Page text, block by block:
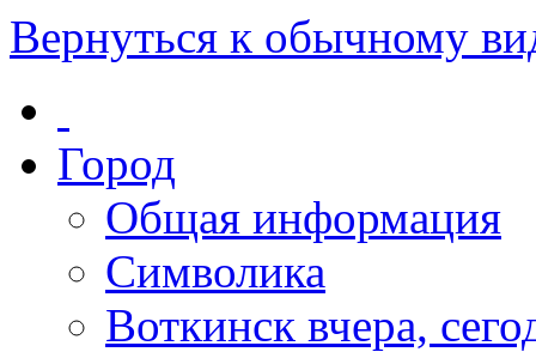
Вернуться к обычному
Город
Общая информация
Символика
Воткинск вчера,